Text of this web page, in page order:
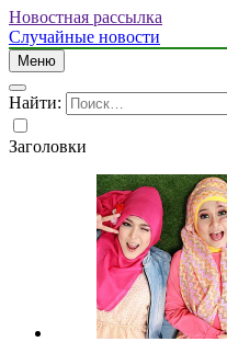
Новостная рассылка
Случайные новости
Меню
Найти:
Заголовки